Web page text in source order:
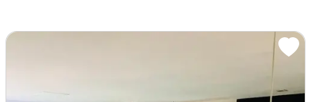
Quadra Poliesportiva
Perto De Shopping Center